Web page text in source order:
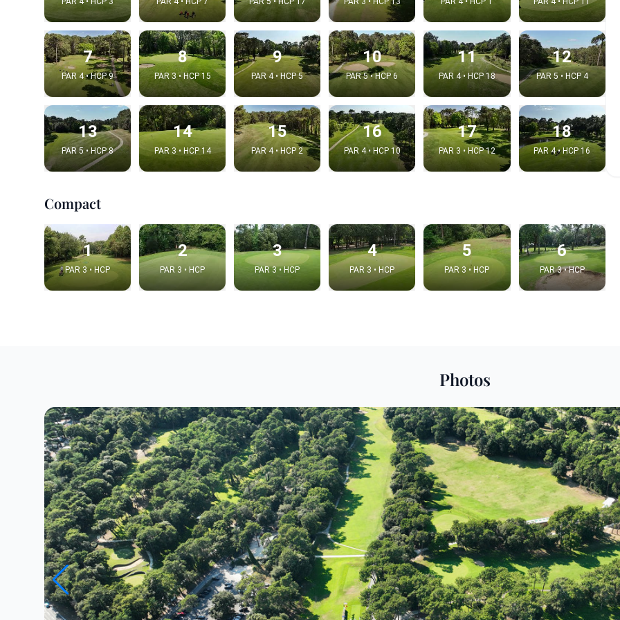
7
PAR 4 • HCP 9
8
PAR 3 • HCP 15
9
PAR 4 • HCP 5
10
PAR 5 • HCP 6
11
PAR 4 • HCP 18
12
PAR 5 • HCP 4
13
PAR 5 • HCP 8
14
PAR 3 • HCP 14
15
PAR 4 • HCP 2
16
PAR 4 • HCP 10
17
PAR 3 • HCP 12
18
PAR 4 • HCP 16
Compact
1
PAR 3 • HCP
2
PAR 3 • HCP
3
PAR 3 • HCP
4
PAR 3 • HCP
5
PAR 3 • HCP
6
PAR 3 • HCP
Photos
Video choice:
Copy